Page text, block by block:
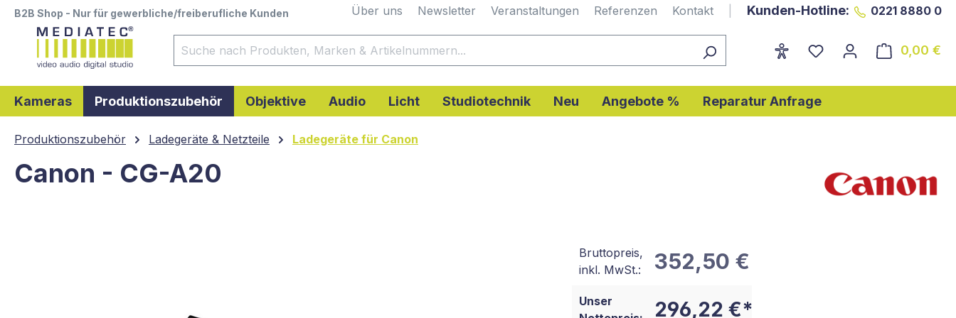
Zur Hauptnavigation springen
B2B Shop - Nur für gewerbliche/freiberufliche Kunden Über uns Newsletter Veranstaltungen Referenzen Kontakt Kunden-Hotline: 0221 8880 0
0,00 €
Kameras Produktionszubehör Objektive Audio Licht Studiotechnik Neu Angebote % Reparatur Anfrage
Produktionszubehör Ladegeräte & Netzteile Ladegeräte für Canon
Canon - CG-A20
Bruttopreis,
inkl. MwSt.:
352,50 €
Unser
296,22 €*